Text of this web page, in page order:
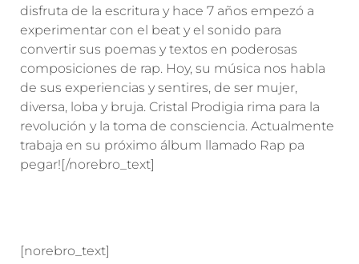
disfruta de la escritura y hace 7 años empezó a
experimentar con el beat y el sonido para
convertir sus poemas y textos en poderosas
composiciones de rap. Hoy, su música nos habla
de sus experiencias y sentires, de ser mujer,
diversa, loba y bruja. Cristal Prodigia rima para la
revolución y la toma de consciencia. Actualmente
trabaja en su próximo álbum llamado Rap pa
pegar![/norebro_text]
[norebro_text]